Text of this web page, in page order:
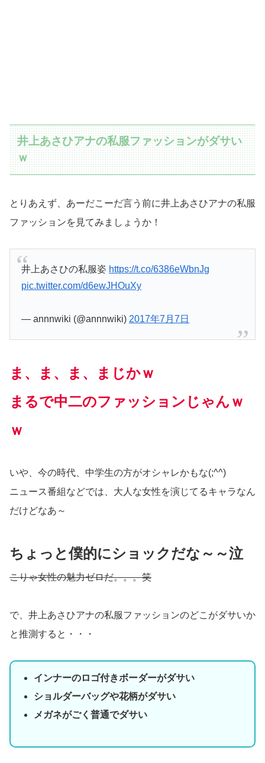
井上あさひアナの私服ファッションがダサい
ｗ
とりあえず、あーだこーだ言う前に井上あさひアナの私服
ファッションを見てみましょうか！
井上あさひの私服姿 https://t.co/6386eWbnJg
pic.twitter.com/d6ewJHOuXy
— annnwiki (@annnwiki) 2017年7月7日
ま、ま、ま、まじかｗ
まるで中二のファッションじゃんｗ
ｗ
いや、今の時代、中学生の方がオシャレかもな(;^^)
ニュース番組などでは、大人な女性を演じてるキャラなん
だけどなあ～
ちょっと僕的にショックだな～～泣
こりゃ女性の魅力ゼロだ。。。笑
で、井上あさひアナの私服ファッションのどこがダサいか
と推測すると・・・
インナーのロゴ付きボーダーがダサい
ショルダーバッグや花柄がダサい
メガネがごく普通でダサい